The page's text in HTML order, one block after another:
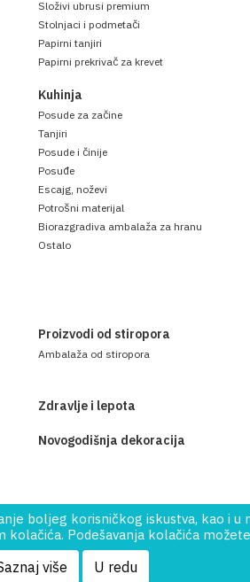
Složivi ubrusi premium
Stolnjaci i podmetači
Papirni tanjiri
Papirni prekrivač za krevet
Kuhinja
Posude za začine
Tanjiri
Posude i činije
Posuđe
Escajg, noževi
Potrošni materijal
Biorazgradiva ambalaža za hranu
Ostalo
Proizvodi od stiropora
Ambalaža od stiropora
Zdravlje i lepota
Novogodišnja dekoracija
boljeg korisničkog iskustva, kao i u
Podešavanja kolačića
više U redu